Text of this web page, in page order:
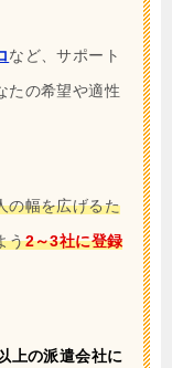
など、サポート
たの希望や適性
の幅を広げるた
う2～3社に登録
上の派遣会社に